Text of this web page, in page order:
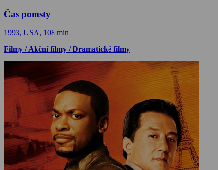
Čas pomsty
1993, USA, 108 min
Filmy / Akční filmy / Dramatické filmy